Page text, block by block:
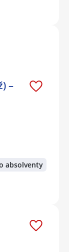
–
absolventy